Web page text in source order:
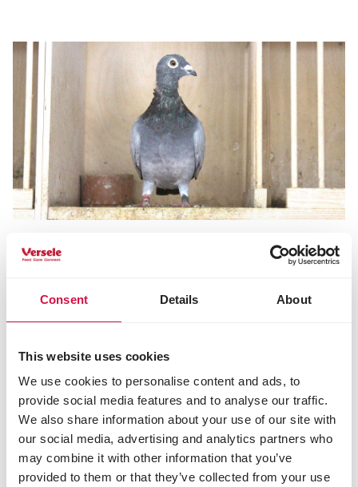
Consent Details About
This website uses cookies
We use cookies to personalise content and ads, to
provide social media features and to analyse our traffic.
We also share information about your use of our site with
our social media, advertising and analytics partners who
may combine it with other information that you’ve
provided to them or that they’ve collected from your use
MAUSERPERIODE
Saison?